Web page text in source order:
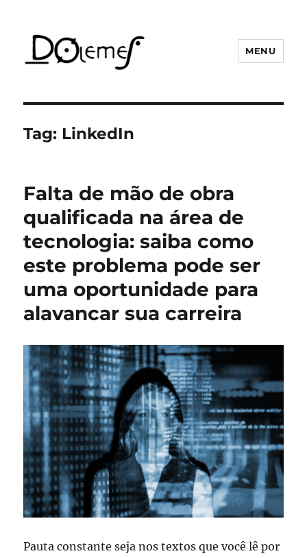
MENU
Tag: LinkedIn
Falta de mão de obra
qualificada na área de
tecnologia: saiba como
este problema pode ser
uma oportunidade para
alavancar sua carreira
Pauta constante seja nos textos que você lê por